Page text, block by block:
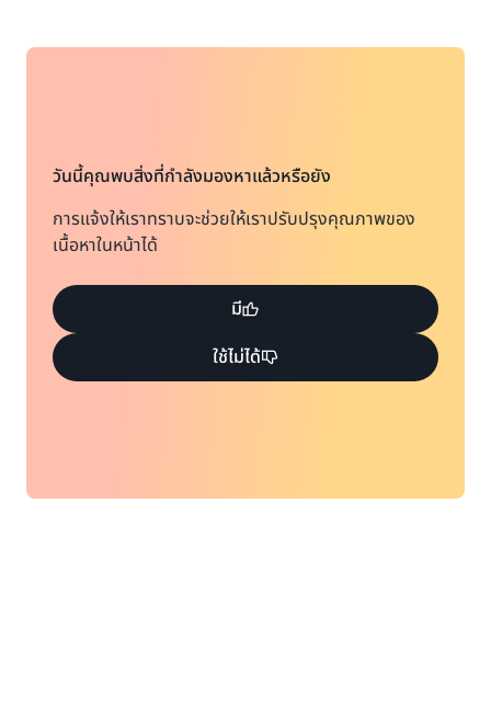
วันนี้คุณพบสิ่งที่กำลังมองหาแล้วหรือยัง
การแจ้งให้เราทราบจะช่วยให้เราปรับปรุงคุณภาพของ
เนื้อหาในหน้าได้
มี
ใช้ไม่ได้